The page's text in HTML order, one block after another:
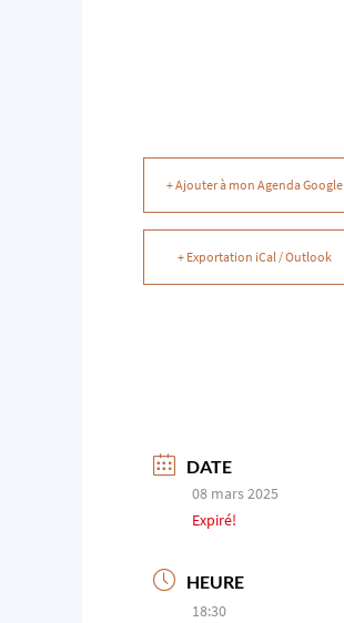
+ Ajouter à mon Agenda Google
+ Exportation iCal / Outlook
DATE
08 mars 2025
Expiré!
HEURE
18:30